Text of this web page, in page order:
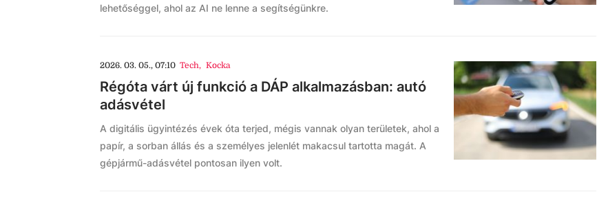
lehetőséggel, ahol az AI ne lenne a segítségünkre.
2026. 03. 05., 07:10 Tech, Kocka
Régóta várt új funkció a DÁP alkalmazásban: autó
adásvétel
A digitális ügyintézés évek óta terjed, mégis vannak olyan területek, ahol a
papír, a sorban állás és a személyes jelenlét makacsul tartotta magát. A
gépjármű-adásvétel pontosan ilyen volt.